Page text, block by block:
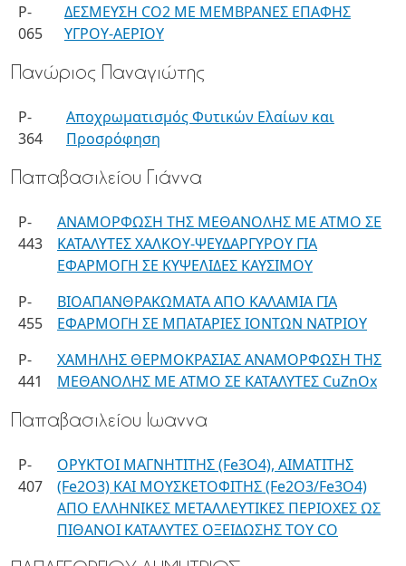
P-
065
ΔΕΣΜΕΥΣΗ CO2 ME ΜΕΜΒΡΑΝΕΣ ΕΠΑΦΗΣ
ΥΓΡΟΥ-ΑΕΡΙΟΥ
Πανώριος Παναγιώτης
P-
364
Αποχρωματισμός Φυτικών Ελαίων και
Προσρόφηση
Παπαβασιλείου Γιάννα
P-
443
ΑΝΑΜΟΡΦΩΣΗ ΤΗΣ ΜΕΘΑΝΟΛΗΣ ΜΕ ΑΤΜΟ ΣΕ
ΚΑΤΑΛΥΤΕΣ ΧΑΛΚΟΥ-ΨΕΥΔΑΡΓΥΡΟΥ ΓΙΑ
ΕΦΑΡΜΟΓΗ ΣΕ ΚΥΨΕΛΙΔΕΣ ΚΑΥΣΙΜΟΥ
P-
455
ΒΙΟΑΠΑΝΘΡΑΚΩΜΑΤΑ ΑΠΟ ΚΑΛΑΜΙΑ ΓΙΑ
ΕΦΑΡΜΟΓΗ ΣΕ ΜΠΑΤΑΡΙΕΣ ΙΟΝΤΩΝ ΝΑΤΡΙΟΥ
P-
441
ΧΑΜΗΛΗΣ ΘΕΡΜΟΚΡΑΣΙΑΣ ΑΝΑΜΟΡΦΩΣΗ ΤΗΣ
ΜΕΘΑΝΟΛΗΣ ΜΕ ΑΤΜΟ ΣΕ ΚΑΤΑΛΥΤΕΣ CuZnΟx
Παπαβασιλείου Ιωαννα
P-
407
ΟΡΥΚΤΟΙ ΜΑΓΝΗΤΙΤΗΣ (Fe3O4), ΑΙΜΑΤΙΤΗΣ
(Fe2O3) ΚΑΙ ΜΟΥΣΚΕΤΟΦΙΤΗΣ (Fe2O3/Fe3O4)
ΑΠΟ ΕΛΛΗΝΙΚΕΣ ΜΕΤΑΛΛΕΥΤΙΚΕΣ ΠΕΡΙΟΧΕΣ ΩΣ
ΠΙΘΑΝΟΙ ΚΑΤΑΛΥΤΕΣ ΟΞΕΙΔΩΣΗΣ ΤΟΥ CO